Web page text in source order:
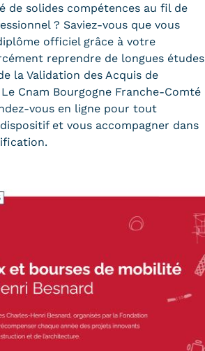
de solides compétences au fil de
? Saviez-vous que vous
officiel grâce à votre
reprendre de longues études
la Validation des Acquis de
Cnam Bourgogne Franche-Comté
vous en ligne pour tout
et vous accompagner dans